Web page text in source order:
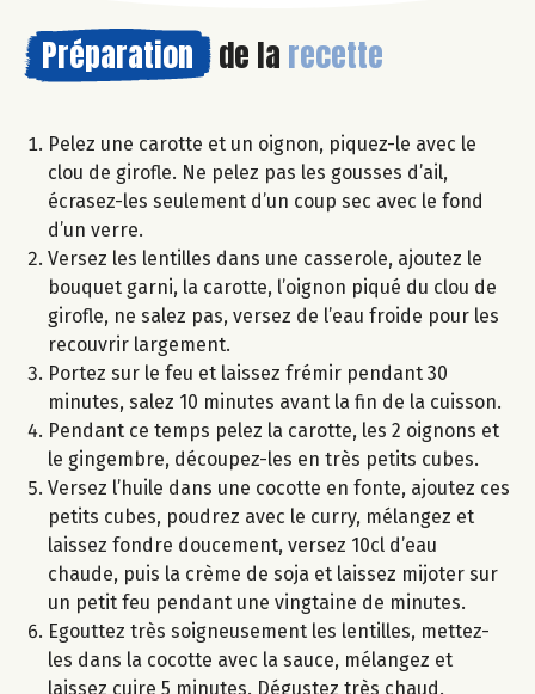
Préparation de la recette
Pelez une carotte et un oignon, piquez-le avec le
clou de girofle. Ne pelez pas les gousses d’ail,
écrasez-les seulement d’un coup sec avec le fond
d’un verre.
Versez les lentilles dans une casserole, ajoutez le
bouquet garni, la carotte, l’oignon piqué du clou de
girofle, ne salez pas, versez de l’eau froide pour les
recouvrir largement.
Portez sur le feu et laissez frémir pendant 30
minutes, salez 10 minutes avant la fin de la cuisson.
Pendant ce temps pelez la carotte, les 2 oignons et
le gingembre, découpez-les en très petits cubes.
Versez l’huile dans une cocotte en fonte, ajoutez ces
petits cubes, poudrez avec le curry, mélangez et
laissez fondre doucement, versez 10cl d’eau
chaude, puis la crème de soja et laissez mijoter sur
un petit feu pendant une vingtaine de minutes.
Egouttez très soigneusement les lentilles, mettez-
les dans la cocotte avec la sauce, mélangez et
laissez cuire 5 minutes. Dégustez très chaud.